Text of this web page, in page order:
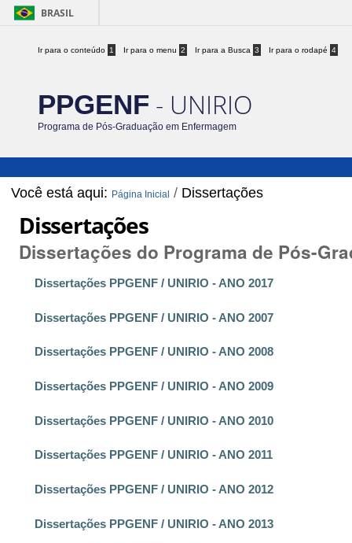
BRASIL
Ir para o conteúdo 1 Ir para o menu 2 Ir para a Busca 3 Ir para o rodapé 4
PPGENF - UNIRIO
Programa de Pós-Graduação em Enfermagem
Você está aqui: Página Inicial / Dissertações
Dissertações
Dissertações do Programa de Pós-
Dissertações PPGENF / UNIRIO - ANO 2017
Dissertações PPGENF / UNIRIO - ANO 2007
Dissertações PPGENF / UNIRIO - ANO 2008
Dissertações PPGENF / UNIRIO - ANO 2009
Dissertações PPGENF / UNIRIO - ANO 2010
Dissertações PPGENF / UNIRIO - ANO 2011
Dissertações PPGENF / UNIRIO - ANO 2012
Dissertações PPGENF / UNIRIO - ANO 2013